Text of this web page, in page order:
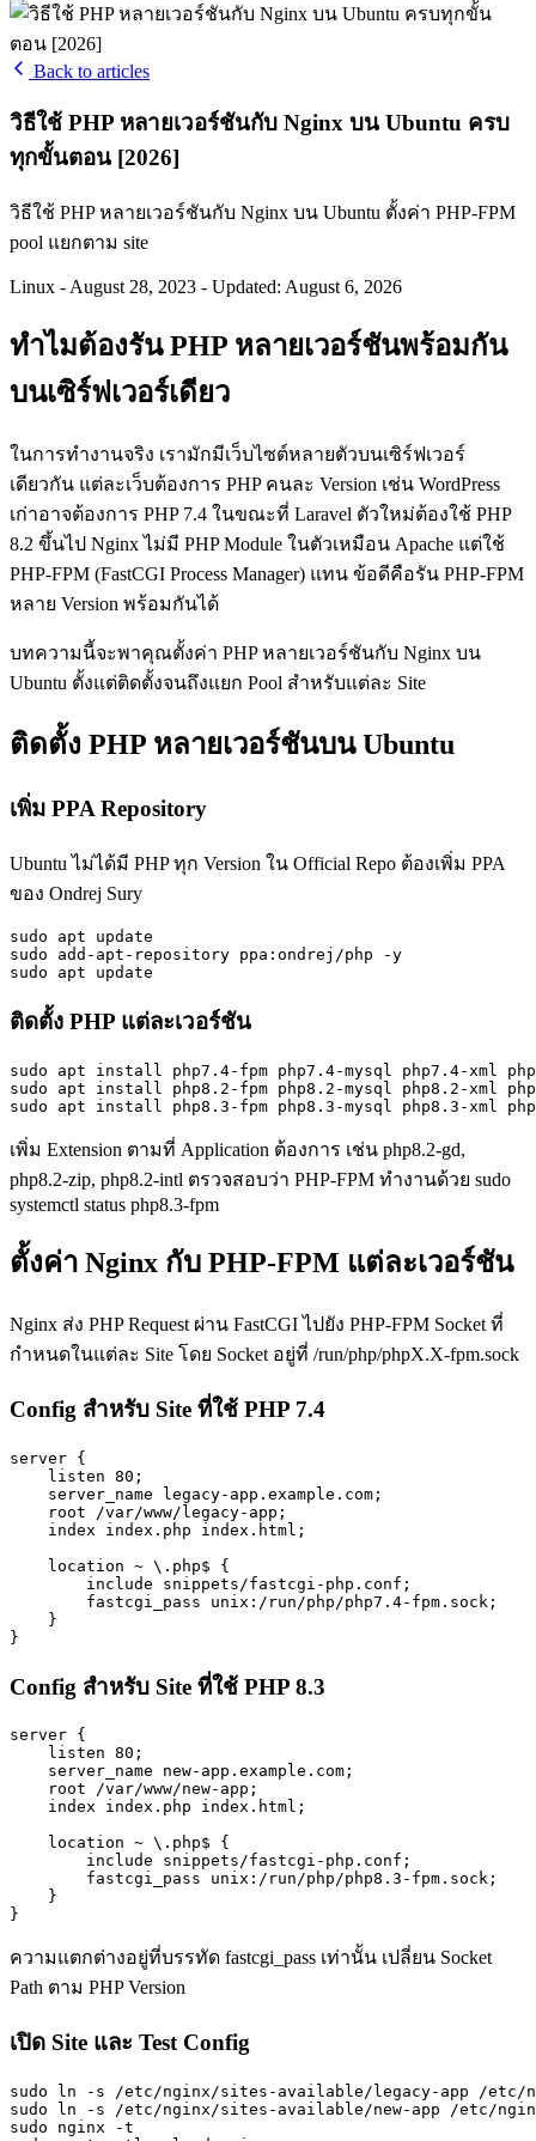
Back to articles
วิธีใช้ PHP หลายเวอร์ชันกับ Nginx บน Ubuntu ครบ
ทุกขั้นตอน [2026]
วิธีใช้ PHP หลายเวอร์ชันกับ Nginx บน Ubuntu ตั้งค่า PHP-FPM
pool แยกตาม site
Linux - August 28, 2023 - Updated: August 6, 2026
ทำไมต้องรัน PHP หลายเวอร์ชันพร้อมกัน
บนเซิร์ฟเวอร์เดียว
ในการทำงานจริง เรามักมีเว็บไซต์หลายตัวบนเซิร์ฟเวอร์
เดียวกัน แต่ละเว็บต้องการ PHP คนละ Version เช่น WordPress
เก่าอาจต้องการ PHP 7.4 ในขณะที่ Laravel ตัวใหม่ต้องใช้ PHP
8.2 ขึ้นไป Nginx ไม่มี PHP Module ในตัวเหมือน Apache แต่ใช้
PHP-FPM (FastCGI Process Manager) แทน ข้อดีคือรัน PHP-FPM
หลาย Version พร้อมกันได้
บทความนี้จะพาคุณตั้งค่า PHP หลายเวอร์ชันกับ Nginx บน
Ubuntu ตั้งแต่ติดตั้งจนถึงแยก Pool สำหรับแต่ละ Site
ติดตั้ง PHP หลายเวอร์ชันบน Ubuntu
เพิ่ม PPA Repository
Ubuntu ไม่ได้มี PHP ทุก Version ใน Official Repo ต้องเพิ่ม PPA
ของ Ondrej Sury
sudo apt update
sudo add-apt-repository ppa:ondrej/php -y
sudo apt update
ติดตั้ง PHP แต่ละเวอร์ชัน
sudo apt install php7.4-fpm php7.4-mysql php7.4-xml
sudo apt install php8.2-fpm php8.2-mysql php8.2-xml
sudo apt install php8.3-fpm php8.3-mysql php8.3-xml
เพิ่ม Extension ตามที่ Application ต้องการ เช่น php8.2-gd,
php8.2-zip, php8.2-intl ตรวจสอบว่า PHP-FPM ทำงานด้วย sudo
systemctl status php8.3-fpm
ตั้งค่า Nginx กับ PHP-FPM แต่ละเวอร์ชัน
Nginx ส่ง PHP Request ผ่าน FastCGI ไปยัง PHP-FPM Socket ที่
กำหนดในแต่ละ Site โดย Socket อยู่ที่ /run/php/phpX.X-fpm.sock
Config สำหรับ Site ที่ใช้ PHP 7.4
server {
    listen 80;
    server_name legacy-app.example.com;
    root /var/www/legacy-app;
    index index.php index.html;
    location ~ \.php$ {
        include snippets/fastcgi-php.conf;
        fastcgi_pass unix:/run/php/php7.4-fpm.sock;
    }
}
Config สำหรับ Site ที่ใช้ PHP 8.3
server {
    listen 80;
    server_name new-app.example.com;
    root /var/www/new-app;
    index index.php index.html;
    location ~ \.php$ {
        include snippets/fastcgi-php.conf;
        fastcgi_pass unix:/run/php/php8.3-fpm.sock;
    }
}
ความแตกต่างอยู่ที่บรรทัด fastcgi_pass เท่านั้น เปลี่ยน Socket
Path ตาม PHP Version
เปิด Site และ Test Config
sudo ln -s /etc/nginx/sites-available/legacy-app /etc/
sudo ln -s /etc/nginx/sites-available/new-app /etc/
sudo nginx -t